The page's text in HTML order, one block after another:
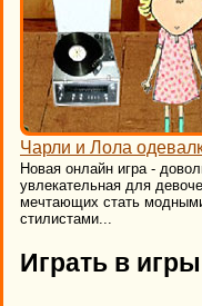
Чарли и Лола
​Новая онлайн игра -
увлекательная для
мечтающих стать
стилистами...
Играть в